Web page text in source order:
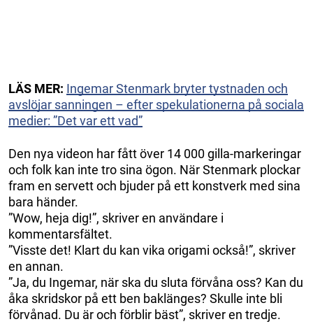
LÄS MER: Ingemar Stenmark bryter tystnaden och
avslöjar sanningen – efter spekulationerna på sociala
medier: ”Det var ett vad”
Den nya videon har fått över 14 000 gilla-markeringar
och folk kan inte tro sina ögon. När Stenmark plockar
fram en servett och bjuder på ett konstverk med sina
bara händer.
”Wow, heja dig!”, skriver en användare i
kommentarsfältet.
”Visste det! Klart du kan vika origami också!”, skriver
en annan.
”Ja, du Ingemar, när ska du sluta förvåna oss? Kan du
åka skridskor på ett ben baklänges? Skulle inte bli
förvånad. Du är och förblir bäst”, skriver en tredje.